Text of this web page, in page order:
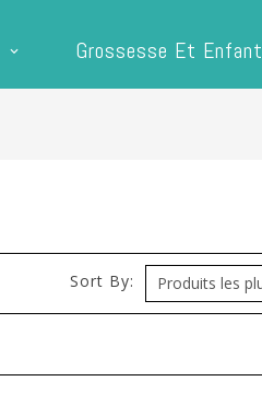
Grossesse Et Enfant
Sort By: